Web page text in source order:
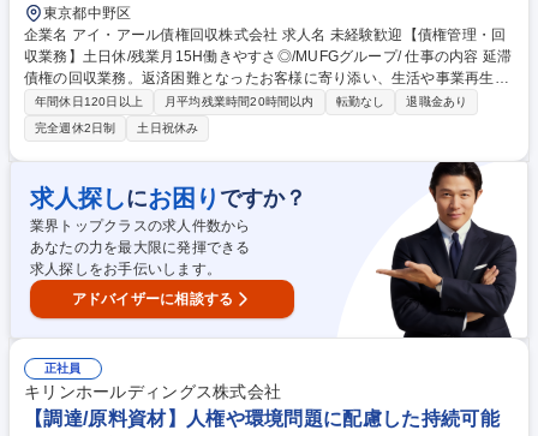
東京都中野区
企業名 アイ・アール債権回収株式会社 求人名 未経験歓迎【債権管理・回
収業務】土日休/残業月15H働きやすさ◎/MUFGグループ/ 仕事の内容 延滞
債権の回収業務。返済困難となったお客様に寄り添い、生活や事業再生を
お手伝いする社会貢献性の高い仕事です。未経験から金融・法律の専門知
識を積み上げ、債権管理のプロフェッショナルを目指せる環境です! 【具
体的には】お客さまは、金融機関等からの借入金返済が困難となった債務
者の方々。お客さまにヒアリングを重ねながら信頼関係を築き、返済方法
等をご提案し解決へと導く仕事です。お客さまの居住地や資産の調査な
ど、各種調査を行いながら、回収を進めます。 ★未経験から金融＆法律の
専門性を磨く！「誰にも言えない悩み」を解決する、社会的意義の大きな
仕事です！ 募集職種 未経験歓迎【債権管理・回収業務】土日休/残業月15
H働きやすさ◎/MUFGグループ/
年間休日120日以上 月平均残業時間20時間以内 転勤なし
退職金あり
完全週休2日制
土日祝休み
求人探しにお困り ですか？
業界トップクラスの求人件数から
あなたの力を最大限に発揮できる
求人探しをお手伝いします。
アドバイザーに相談する
正社員
キリンホールディングス株式会社
【調達/原料資材】人権や環境問題に配慮した持続可能